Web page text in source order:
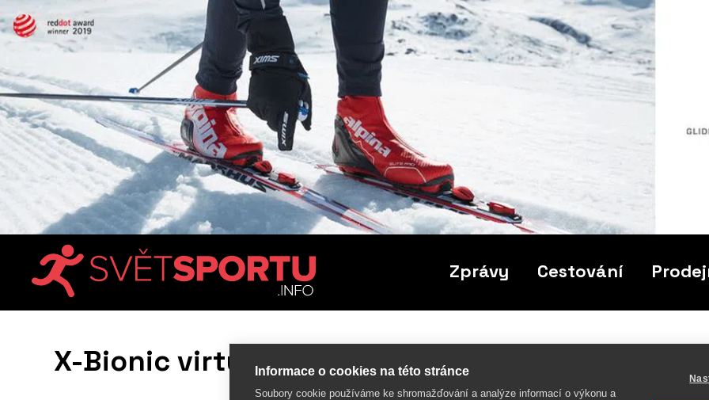
Zprávy Cestování
X-Bionic virtualizuje prodej sportovního zboží
Informace o cookies na této stránce
Soubory cookie používáme ke shromažďování a analýze informací o výkonu a